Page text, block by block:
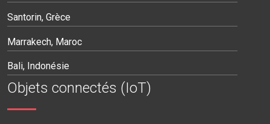
Santorin, Grèce
Marrakech, Maroc
Bali, Indonésie
Objets connectés (IoT)